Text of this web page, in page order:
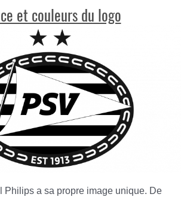
et couleurs du logo
Philips a sa propre image unique. De